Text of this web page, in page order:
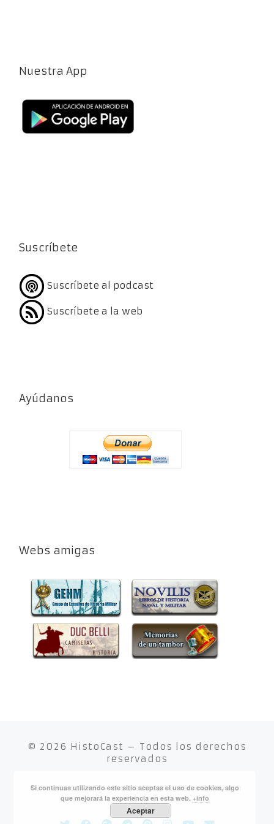
Nuestra App
Suscríbete
Suscríbete al podcast
Suscríbete a la web
Ayúdanos
Webs amigas
© 2026 HistoCast – Todos los derechos
reservados
Funciona conWP– Diseñado con elTema Customizr
Si continuas utilizando este sitio aceptas el uso de cookies, algo
que mejorará la experiencia en esta web. +info
Aceptar